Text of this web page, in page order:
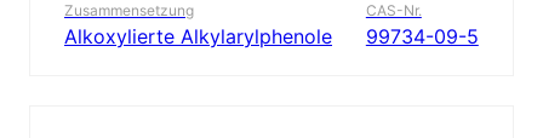
Zusammensetzung
Alkoxylierte Alkylarylphenole
CAS-Nr.
99734-09-5